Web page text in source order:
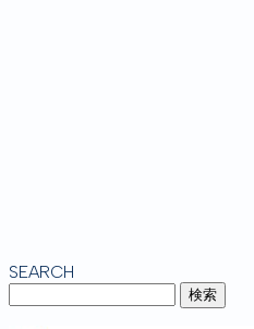
SEARCH